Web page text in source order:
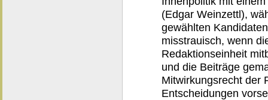
(Edgar Weinzettl),
gewählten
misstrauisch, wenn
Redaktionseinheit
und die Beiträge
Mitwirkungsrecht der
Entscheidungen